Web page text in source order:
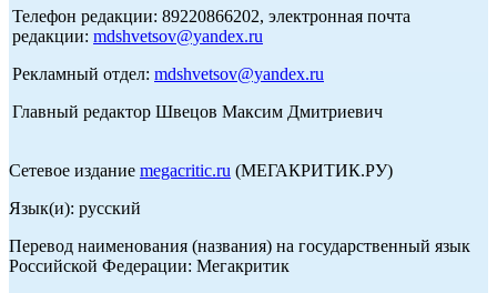
Телефон редакции: 89220866202, электронная почта
редакции: mdshvetsov@yandex.ru
Рекламный отдел: mdshvetsov@yandex.ru
Главный редактор Швецов Максим Дмитриевич
Сетевое издание megacritic.ru (МЕГАКРИТИК.РУ)
Язык(и): русский
Перевод наименования (названия) на государственный язык
Российской Федерации: Мегакритик